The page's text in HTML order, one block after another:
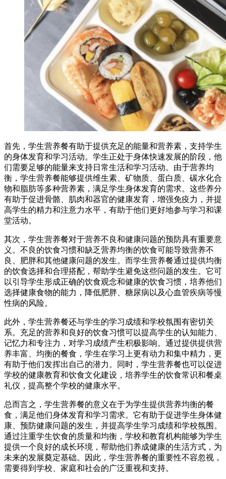
首先，学生营养餐有助于提供充足的能量和营养素，支持学生
的身体发育和学习活动。学生正处于身体快速发展的阶段，他
们需要足够的能量来支持日常生活和学习活动。由于营养均
衡，学生营养餐能够提供维生素、矿物质、蛋白质、碳水化合
物和脂肪等多种营养素，满足学生身体发育的需求。这些养分
有助于促进骨骼、肌肉和器官的健康发育，增强免疫力，并提
高学生的精力和注意力水平，有助于他们更好地参与学习和课
堂活动。
其次，学生营养餐对于营养不良和健康问题的预防具有重要意
义。不良的饮食习惯和缺乏营养均衡的饮食可能导致营养不
良、肥胖和其他健康问题的发生。而学生营养餐通过提供均衡
的饮食选择和合理搭配，帮助学生避免这些问题的发生。它可
以引导学生形成正确的饮食观念和健康的饮食习惯，培养他们
选择健康食物的能力，降低肥胖、糖尿病以及心血管疾病等慢
性病的风险。
此外，学生营养餐还与学生的学习成绩和学校氛围有密切关
系。充足的营养和良好的饮食习惯可以提高学生的认知能力、
记忆力和专注力，对学习成绩产生积极影响。通过提供提供营
养丰富、均衡的餐食，学生在学习上更有动力和集中精力，更
有助于他们发挥出自己的潜力。同时，学生营养餐也可以促进
学校的健康教育和饮食文化建设，培养学生的饮食常识和餐桌
礼仪，提高整个学校的健康水平。
总而言之，学生营养餐的意义在于为学生提供营养均衡的餐
食，满足他们身体发育和学习需求。它有助于促进学生身体健
康、预防健康问题的发生，并提高学生学习成绩和学校氛围。
通过注重学生饮食的质量和均衡，学校和教育机构能够为学生
提供一个良好的成长环境，帮助他们养成健康的生活方式，为
未来的发展奠定基础。因此，学生营养餐的重要性不容忽视，
需要得到学校、家庭和社会的广泛重视和支持。